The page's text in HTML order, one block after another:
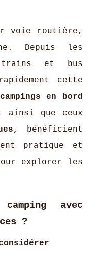
voie routière,
Depuis les
et bus
cette
campings en bord
ainsi que ceux
, bénéficient
pratique et
explorer les
avec
?